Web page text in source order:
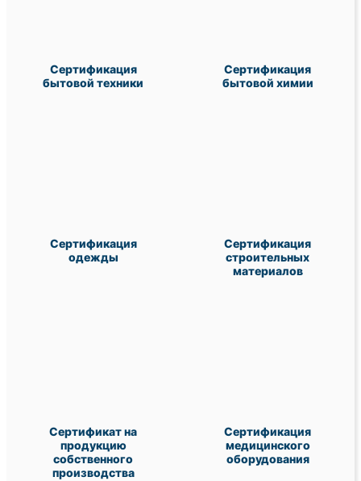
Сертификация
бытовой техники
Сертификация
бытовой химии
Сертификация
одежды
Сертификация
строительных
материалов
Сертификат на
продукцию
собственного
производства
Сертификация
медицинского
оборудования